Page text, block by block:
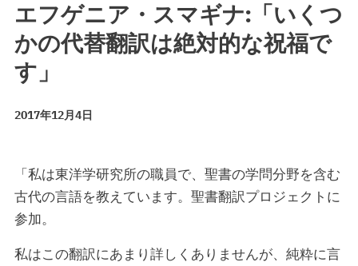
エフゲニア・スマギナ:「いくつ
かの代替翻訳は絶対的な祝福で
す」
2017年12月4日
「私は東洋学研究所の職員で、聖書の学問分野を含む
古代の言語を教えています。聖書翻訳プロジェクトに
参加。
私はこの翻訳にあまり詳しくありませんが、純粋に言